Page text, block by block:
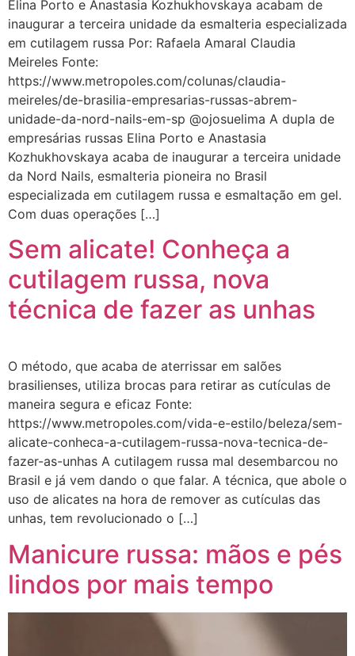
Elina Porto e Anastasia Kozhukhovskaya acabam de
inaugurar a terceira unidade da esmalteria especializada
em cutilagem russa Por: Rafaela Amaral Claudia
Meireles Fonte:
https://www.metropoles.com/colunas/claudia-
meireles/de-brasilia-empresarias-russas-abrem-
unidade-da-nord-nails-em-sp @ojosuelima A dupla de
empresárias russas Elina Porto e Anastasia
Kozhukhovskaya acaba de inaugurar a terceira unidade
da Nord Nails, esmalteria pioneira no Brasil
especializada em cutilagem russa e esmaltação em gel.
Com duas operações […]
Sem alicate! Conheça a
cutilagem russa, nova
técnica de fazer as unhas
O método, que acaba de aterrissar em salões
brasilienses, utiliza brocas para retirar as cutículas de
maneira segura e eficaz Fonte:
https://www.metropoles.com/vida-e-estilo/beleza/sem-
alicate-conheca-a-cutilagem-russa-nova-tecnica-de-
fazer-as-unhas A cutilagem russa mal desembarcou no
Brasil e já vem dando o que falar. A técnica, que abole o
uso de alicates na hora de remover as cutículas das
unhas, tem revolucionado o […]
Manicure russa: mãos e pés
lindos por mais tempo